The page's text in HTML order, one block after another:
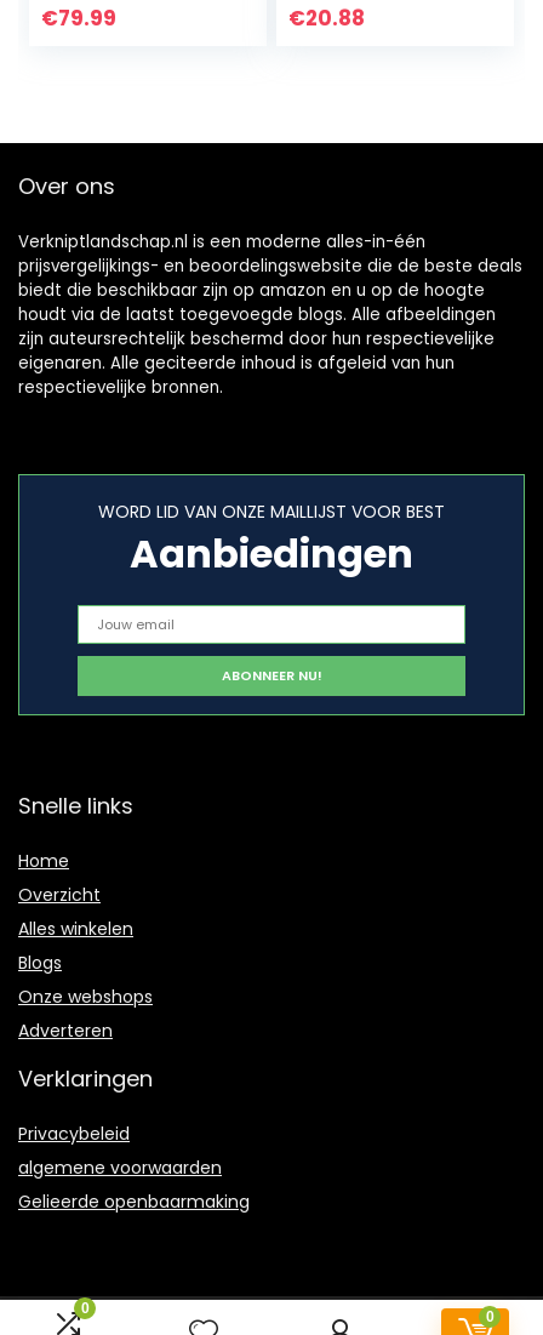
0
0
€79.99
33/60S, BMH 41,
€20.88
Over ons
Verkniptlandschap.nl is een moderne alles-in-één
prijsvergelijkings- en beoordelingswebsite die de beste deals
biedt die beschikbaar zijn op amazon en u op de hoogte
houdt via de laatst toegevoegde blogs. Alle afbeeldingen
zijn auteursrechtelijk beschermd door hun respectievelijke
eigenaren. Alle geciteerde inhoud is afgeleid van hun
respectievelijke bronnen.
WORD LID VAN ONZE MAILLIJST VOOR BEST
Aanbiedingen
Snelle links
Home
Overzicht
Alles winkelen
Blogs
Onze webshops
Adverteren
Verklaringen
Privacybeleid
algemene voorwaarden
Gelieerde openbaarmaking